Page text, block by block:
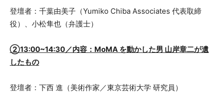
登壇者：千葉由美子（Yumiko Chiba Associates 代表取締
役）、小松隼也（弁護士）
②13:00~14:30／内容：MoMA を動かした男 山岸章二が遺
したもの
登壇者：下西 進（美術作家／東京芸術大学 研究員）